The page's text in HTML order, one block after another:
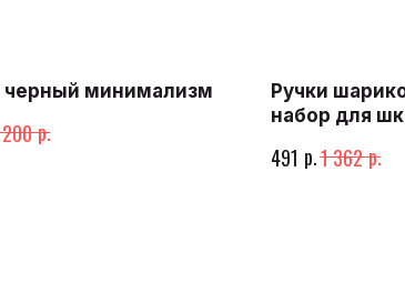
черный минимализм
р.
Ручки
набор для
491 р.1 362р.